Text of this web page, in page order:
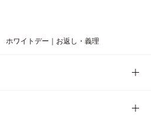
ホワイトデー｜お返し・義理